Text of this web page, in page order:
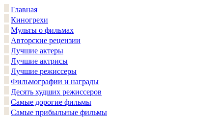
Главная
Киногрехи
Мульты о фильмах
Авторские рецензии
Лучшие актеры
Лучшие актрисы
Лучшие режиссеры
Фильмографии и награды
Десять худших режиссеров
Самые дорогие фильмы
Самые прибыльные фильмы